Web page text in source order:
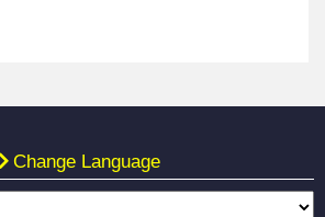
Change Language